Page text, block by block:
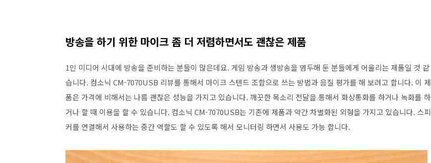
방송을 하기 위한 마이크 좀 더 저렴하면서도 괜찮은 제품
1인 미디어 시대에 방송을 준비하는 분들이 많은데요. 게임 방송과 생방송을 염두해 둔 분들에게 어울리는 제품일 것 같
습니다. 컴소닉 CM-7070USB 리뷰를 통해서 마이크 스텐드 조합으로 쓰는 방법과 음질 평가를 해 보려고 합니다. 이 제
품은 가격에 비해서는 나름 괜찮은 성능을 가지고 있습니다. 깨끗한 목소리 전달을 통해서 화상통화를 하거나 녹화를 하
거나 할 때 이용을 할 수 있습니다. 컴소닉 CM-7070USB는 기존에 제품과 약간 차별화된 외형을 가지고 있습니다. 스피
커를 연결해서 사용하는 중간 역할도 할 수 있도록 해서 모니터링 하면서 사용도 가능 합니다.